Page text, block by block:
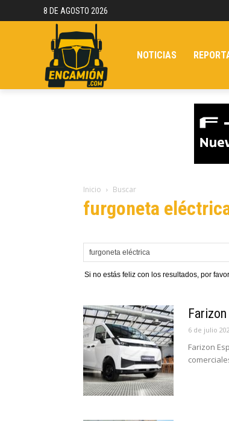
8 DE AGOSTO 2026
NOTICIAS
Inicio Buscar
furgoneta
Si no estás feliz con los resultados, por
6 de julio
Farizon